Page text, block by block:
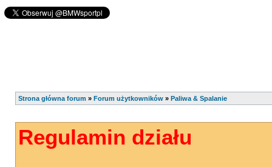
Strona główna forum » Forum użytkowników » Paliwa & Spalanie
Regulamin działu